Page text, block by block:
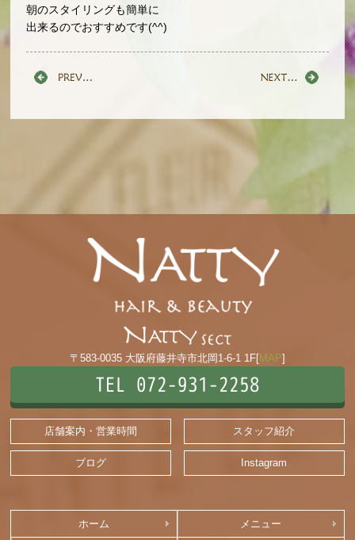
朝のスタイリングも簡単に
出来るのでおすすめです(^^)
〒583-0035 大阪府藤井寺市北岡1-6-1 1F[MAP]
TEL 072-931-2258
店舗案内・営業時間 スタッフ紹介
ブログ Instagram
ホーム メニュー